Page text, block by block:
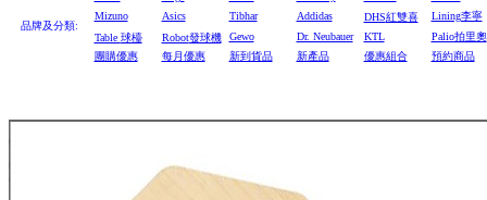
品牌及分類:
Mizuno
Asics Tibhar Addidas DHS紅雙喜
Lining李寧
Table 球檯 Robot發球機 Gewo Dr. Neubauer KTL
Palio拍里奧
團購優惠
每月優惠 新到貨品 新產品 優惠組合 預約商品